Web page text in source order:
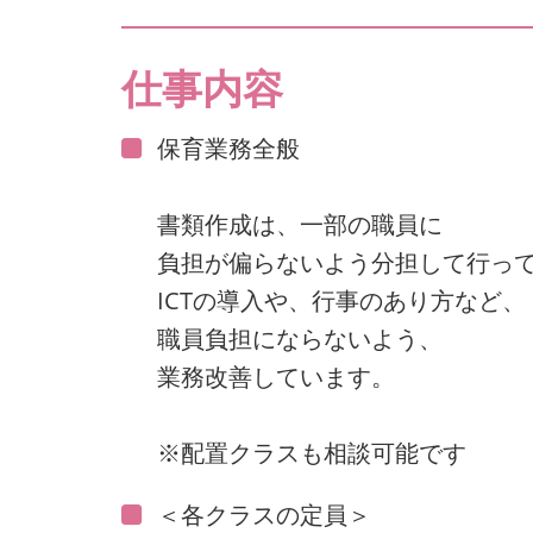
仕事内容
保育業務全般
書類作成は、一部の職員に
負担が偏らないよう分担して行っ
ICTの導入や、行事のあり方など、
職員負担にならないよう、
業務改善しています。
※配置クラスも相談可能です
＜各クラスの定員＞